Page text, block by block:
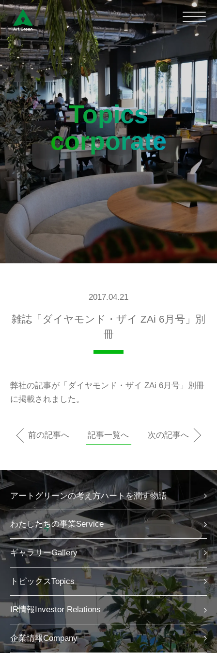
Topics
corporate
2017.04.21
雑誌「ダイヤモンド・ザイ ZAi 6月号」別
冊
弊社の記事が「ダイヤモンド・ザイ ZAi 6月号」別冊
に掲載されました。
前の記事へ 記事一覧へ 次の記事へ
アートグリーンの考え方
わたしたちの事業
ギャラリー
トピックス
IR情報
企業情報